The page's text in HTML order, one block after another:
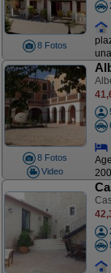
8 Fotos
8 Fotos
Video